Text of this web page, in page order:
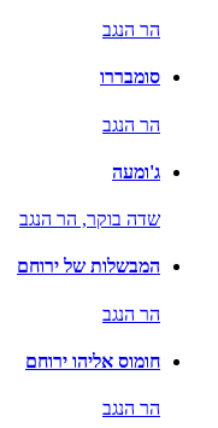
הר הנגב
סומבררו
הר הנגב
ג'ומעה
שדה בוקר, הר הנגב
המבשלות של ירוחם
הר הנגב
חומוס אליהו ירוחם
הר הנגב